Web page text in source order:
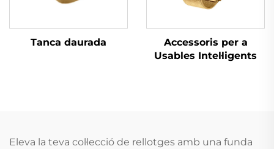
Tanca daurada
Accessoris per a
Usables Intel·ligents
Eleva la teva col·lecció de rellotges amb una funda